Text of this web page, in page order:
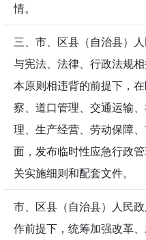
情。
三、市、区县（自治县）
与宪法、法律、行政法规
本原则相违背的前提下，
察、道口管理、交通运输
理、生产经营、劳动保障
面，发布临时性应急行政
关实施细则和配套文件。
市、区县（自治县）人民
作前提下，统筹加强改革